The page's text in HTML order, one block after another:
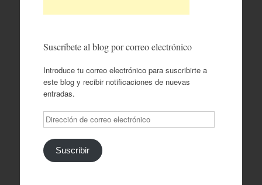
Suscríbete al blog por correo electrónico
Introduce tu correo electrónico para suscribirte a
este blog y recibir notificaciones de nuevas
entradas.
Dirección
de
correo
electrónico
Suscribir